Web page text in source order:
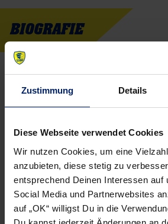
Zustimmung Details
Diese Webseite verwendet Cookies
Wir nutzen Cookies, um eine
anzubieten, diese stetig zu
entsprechend Deinen Interessen auf
Social Media und Partnerwebsites
auf „OK“ willigst Du in die
BIOGRAFIE
Persönliches Karriere
Nationalität Deutschland
Größe in cm 194